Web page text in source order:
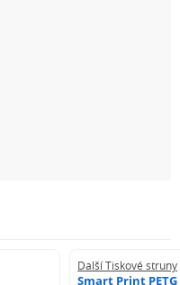
Další Tiskové struny
Smart Print